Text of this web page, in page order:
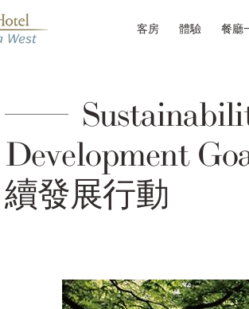
客房 體驗 餐廳
Development
續發展行動